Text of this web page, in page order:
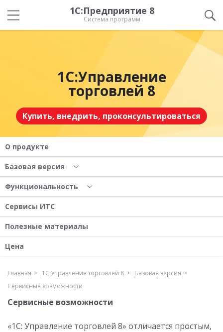
1С:Предприятие 8
Система программ
1С:Управление
торговлей 8
Купить, внедрить, проконсультироваться
О продукте
Базовая версия
Функциональность
Сервисы ИТС
Полезные материалы
Цена
Главная 1С:Управление торговлей 8
Базовая версия
Сервисные возможности
Сервисные возможности
«1С: Управление торговлей 8» отличается простым,